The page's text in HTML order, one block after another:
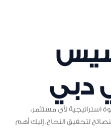
دبي
استراتيجية لأي مستثمر،
لتحقيق النجاح. إليك أهم